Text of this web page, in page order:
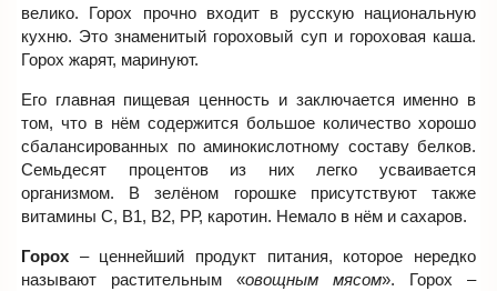
велико. Горох прочно входит в русскую национальную
кухню. Это знаменитый гороховый суп и гороховая каша.
Горох жарят, маринуют.
Его главная пищевая ценность и заключается именно в
том, что в нём содержится большое количество хорошо
сбалансированных по аминокислотному составу белков.
Семьдесят процентов из них легко усваивается
организмом. В зелёном горошке присутствуют также
витамины С, В1, В2, РР, каротин. Немало в нём и сахаров.
Горох – ценнейший продукт питания, которое нередко
называют растительным «овощным мясом». Горох –